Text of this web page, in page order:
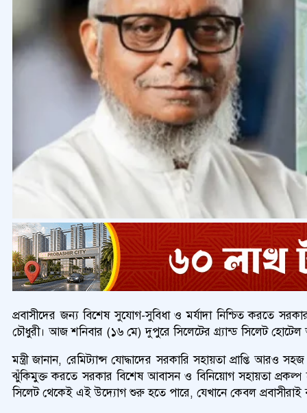
প্রবাসীদের জন্য বিশেষ সুযোগ-সুবিধা ও মর্যাদা নিশ্চিত করতে
চৌধুরী। আজ শনিবার (১৬ মে) দুপুরে সিলেটের গ্র্যান্ড সিলেট হোটেল
মন্ত্রী জানান, রেমিট্যান্স যোদ্ধাদের সরকারি সহায়তা প্রাপ্তি
ঝুঁকিমুক্ত করতে সরকার বিশেষ আবাসন ও বিনিয়োগ সহায়তা প্রকল্প
সিলেট থেকেই এই উদ্যোগ শুরু হতে পারে, যেখানে কেবল প্রবাসীরাই